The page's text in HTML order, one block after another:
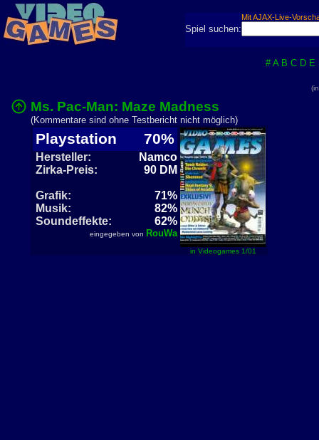
Mit AJAX-Live-
Spiel suchen:
# A B C D E
Ms. Pac-Man: Maze Madness
(Kommentare sind ohne Testbericht nicht möglich)
Playstation 70%
Hersteller:
Namco
Zirka-Preis:
90 DM
Grafik:
71%
Musik:
82%
Soundeffekte:
62%
eingegeben von RouWa
in Videogames 1/01